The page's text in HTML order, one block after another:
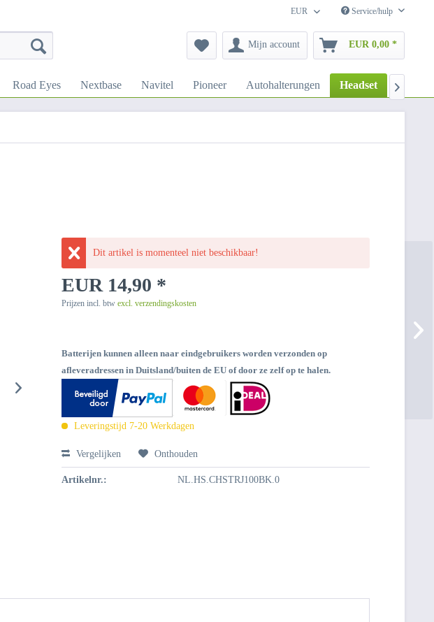
EUR Service/hulp
Mijn account EUR 0,00 *
Road Eyes Nextbase Navitel Pioneer Autohalterungen Headset 
Dit artikel is momenteel niet beschikbaar!
EUR 14,90 *
Prijzen incl. btwexcl. verzendingskosten
Batterijen kunnen alleen naar eindgebruikers worden verzonden op
afleveradressen in Duitsland/buiten de EU of door ze zelf op te halen.
Leveringstijd 7-20 Werkdagen
Vergelijken Onthouden
Artikelnr.: NL.HS.CHSTRJ100BK.0